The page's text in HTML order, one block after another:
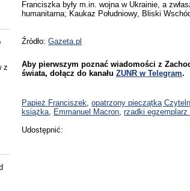
z
Franciszka były m.in. wojna w Ukrainie, a
humanitarna; Kaukaz Południowy, Bliski
Źródło: Gazeta.pl
Aby pierwszym poznać wiadomości z
świata, dołącz do kanału ZUNR w Telegram.
Papież Franciszek, opatrzony pieczątką
książka, Emmanuel Macron, rzadki
Udostępnić: